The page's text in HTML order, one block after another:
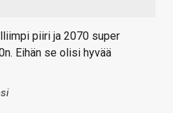
piiri ja 2070 super
Eihän se olisi hyvää